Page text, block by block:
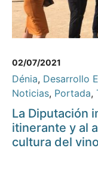
02/07/2021
Dénia, Desarrollo
Noticias, Portada,
La Diputación
itinerante y al
cultura del